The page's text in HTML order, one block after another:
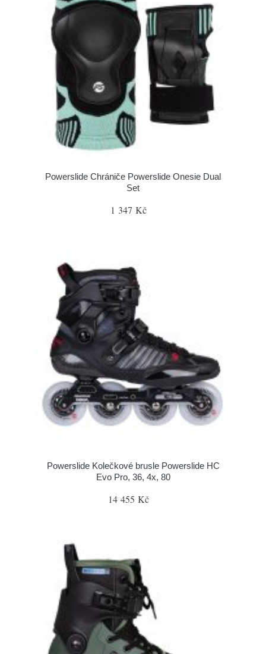
Powerslide Chrániče Powerslide Onesie Dual
Set
1 347 Kč
Powerslide Kolečkové brusle Powerslide HC
Evo Pro, 36, 4x, 80
14 455 Kč